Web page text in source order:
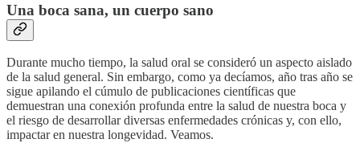
Una boca sana, un cuerpo sano
Durante mucho tiempo, la salud oral se consideró un aspecto aislado
de la salud general. Sin embargo, como ya decíamos, año tras año se
sigue apilando el cúmulo de publicaciones científicas que
demuestran una conexión profunda entre la salud de nuestra boca y
el riesgo de desarrollar diversas enfermedades crónicas y, con ello,
impactar en nuestra longevidad. Veamos.